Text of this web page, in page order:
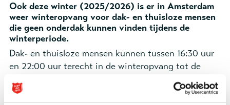
Ook deze winter (2025/2026) is er in Amsterdam
weer winteropvang voor dak- en thuisloze mensen
die geen onderdak kunnen vinden tijdens de
winterperiode.
Dak- en thuisloze mensen kunnen tussen 16:30 uur
en 22:00 uur terecht in de winteropvang tot de
volgende ochtend 09:30 uur. Deelnemers kunnen
hier iets te eten of te drinken krijgen, een luisterend